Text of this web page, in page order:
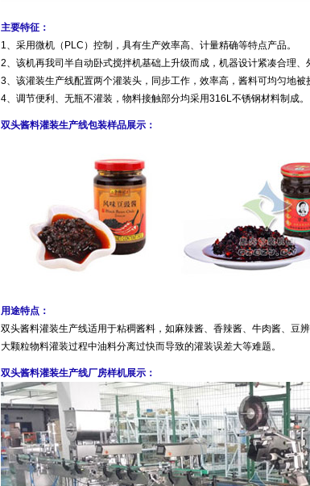
主要特征：
1、采用微机（PLC）控制，具有生产效率高、计量精确等特点产品。
2、该机再我司半自动卧式搅拌机基础上升级而成，机器设计紧凑合理、
3、该灌装生产线配置两个灌装头，同步工作，效率高，酱料可均匀地被
4、调节便利、无瓶不灌装，物料接触部分均采用316L不锈钢材料制成。
双头酱料灌装生产线包装样品展示：
用途特点：
双头酱料灌装生产线适用于粘稠酱料，如麻辣酱、香辣酱、牛肉酱、豆
大颗粒物料灌装过程中油料分离过快而导致的灌装误差大等难题。
双头酱料灌装生产线厂房样机展示：